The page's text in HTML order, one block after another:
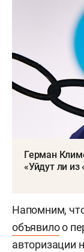
Герман
«Уйдут ли из
Напомним,
объявилоо
авторизации